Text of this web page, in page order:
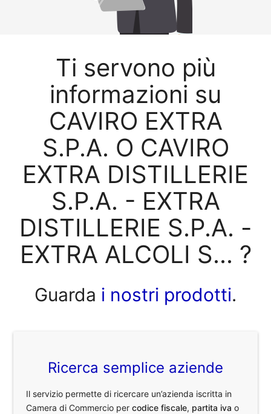
Ti servono più
informazioni su
CAVIRO EXTRA
S.P.A. O CAVIRO
EXTRA DISTILLERIE
S.P.A. - EXTRA
DISTILLERIE S.P.A. -
EXTRA ALCOLI S... ?
Guarda i nostri prodotti.
Ricerca semplice aziende
Il servizio permette di ricercare un’azienda iscritta in
Camera di Commercio percodice fiscale, partita iva o